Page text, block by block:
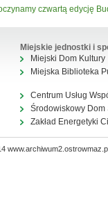
czwartą edycję
Miejskie jednostki i
Miejski Dom Kultury
Miejska Biblioteka
Centrum Usług
Środowiskowy Dom
Zakład Energetyki